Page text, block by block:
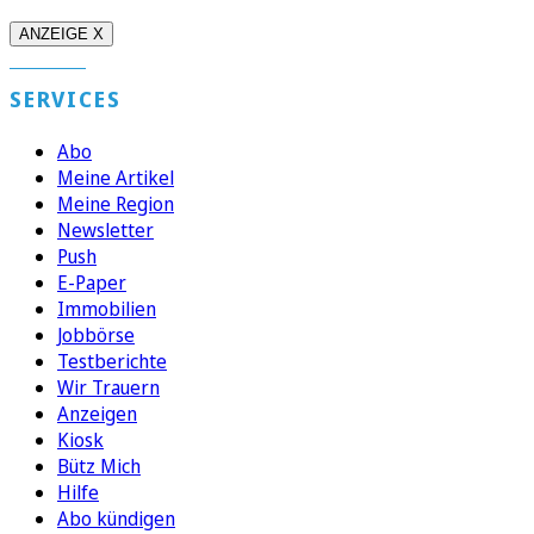
ANZEIGE X
SERVICES
Abo
Meine Artikel
Meine Region
Newsletter
Push
E-Paper
Immobilien
Jobbörse
Testberichte
Wir Trauern
Anzeigen
Kiosk
Bütz Mich
Hilfe
Abo kündigen